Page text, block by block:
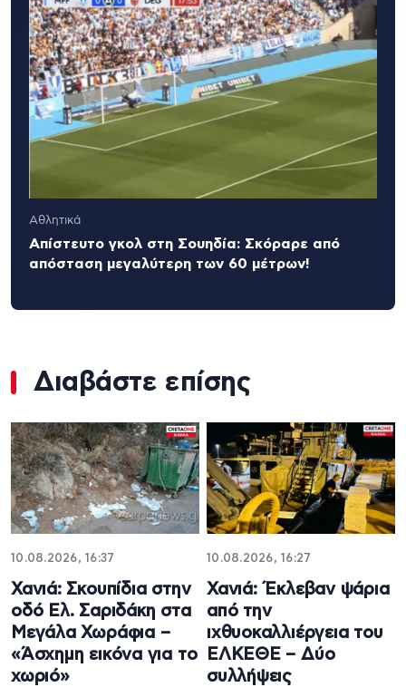
Αθλητικά
Απίστευτο γκολ στη Σουηδία: Σκόραρε από
απόσταση μεγαλύτερη των 60 μέτρων!
Διαβάστε επίσης
10.08.2026, 16:37
Χανιά: Σκουπίδια στην
οδό Ελ. Σαριδάκη στα
Μεγάλα Χωράφια –
«Άσχημη εικόνα για το
χωριό»
10.08.2026, 16:27
Χανιά: Έκλεβαν ψάρια
από την
ιχθυοκαλλιέργεια του
ΕΛΚΕΘΕ – Δύο
συλλήψεις